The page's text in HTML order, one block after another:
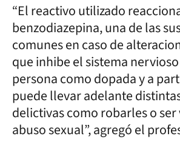
“El reactivo utilizado
benzodiazepina, una de las
comunes en caso de
que inhibe el sistema
persona como dopada y a
puede llevar adelante
delictivas como robarles o
abuso sexual”, agregó el